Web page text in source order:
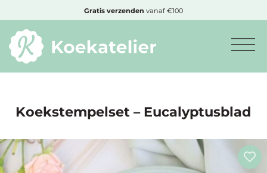
Minimum
Nieuwe
producten
Gratis verzenden vanaf €100
Koekstempelset – Eucalyptusblad